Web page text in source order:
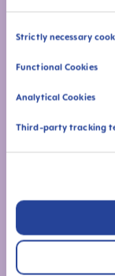
Consent
Strictly necessary
Functional Cookies
Analytical Cookies
Third-party tracking
Concepire